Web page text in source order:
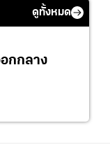
ในสีเสื้อช้างศึกชุด
ดูทั้งหมด
กกลาง